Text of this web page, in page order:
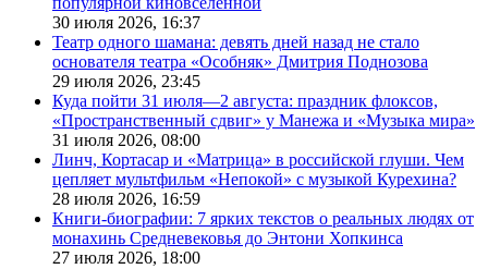
30 июля 2026, 16:37
Театр одного шамана: девять дней назад не стало
основателя театра «Особняк» Дмитрия Поднозова
29 июля 2026, 23:45
Куда пойти 31 июля—2 августа: праздник флоксов,
«Пространственный сдвиг» у Манежа и «Музыка мира»
31 июля 2026, 08:00
Линч, Кортасар и «Матрица» в российской глуши. Чем
цепляет мультфильм «Непокой» с музыкой Курехина?
28 июля 2026, 16:59
Книги-биографии: 7 ярких текстов о реальных людях от
монахинь Средневековья до Энтони Хопкинса
27 июля 2026, 18:00